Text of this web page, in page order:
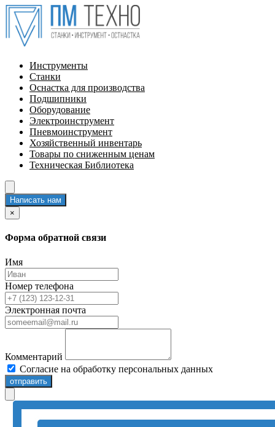
Инструменты
Станки
Оснастка для производства
Подшипники
Оборудование
Электроинструмент
Пневмоинструмент
Хозяйственный инвентарь
Товары по сниженным ценам
Техническая Библиотека
Написать нам
×
Форма обратной связи
Имя
Номер телефона
Электронная почта
Комментарий
Согласие на обработку персональных данных
отправить